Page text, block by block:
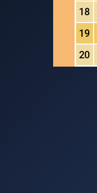
18
19
20